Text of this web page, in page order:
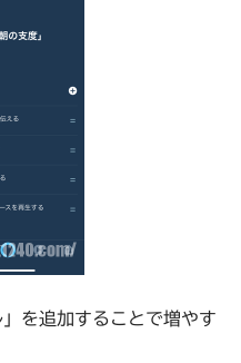
を追加することで増やす